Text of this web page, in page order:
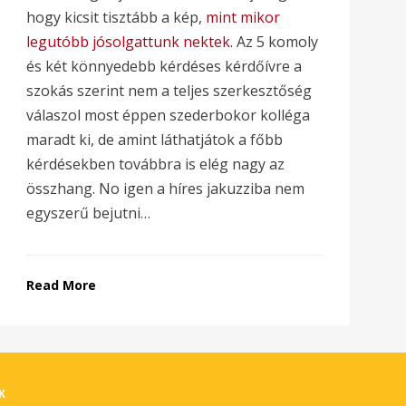
hogy kicsit tisztább a kép, mint mikor
legutóbb jósolgattunk nektek. Az 5 komoly
és két könnyedebb kérdéses kérdőívre a
szokás szerint nem a teljes szerkesztőség
válaszol most éppen szederbokor kolléga
maradt ki, de amint láthatjátok a főbb
kérdésekben továbbra is elég nagy az
összhang. No igen a híres jakuzziba nem
egyszerű bejutni…
Read More